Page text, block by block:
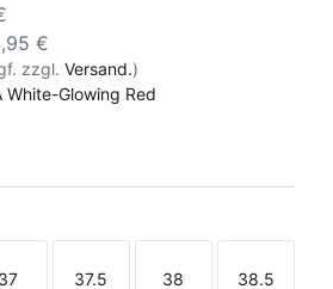
€
zzgl.Versand.)
White-Glowing Red
Glowing Red
PUMA Black-Glowing Red
37 37.5 38 38.5